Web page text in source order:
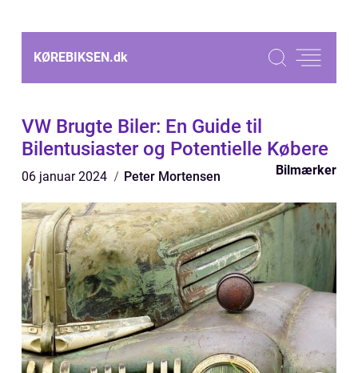
KØREBIKSEN.dk
VW Brugte Biler: En Guide til
Bilentusiaster og Potentielle Købere
06 januar 2024 Peter Mortensen Bilmærker